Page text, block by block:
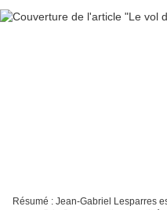
Résumé : Jean-Gabriel Lesparres